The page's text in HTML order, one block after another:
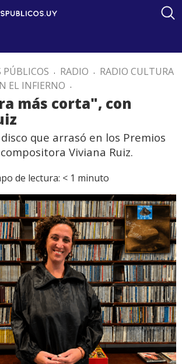
PÚBLICOS . RADIO . RADIO CULTURA
EL INFIERNO .
más corta", con
que arrasó en los Premios
Viviana Ruiz.
de lectura: < 1 minuto